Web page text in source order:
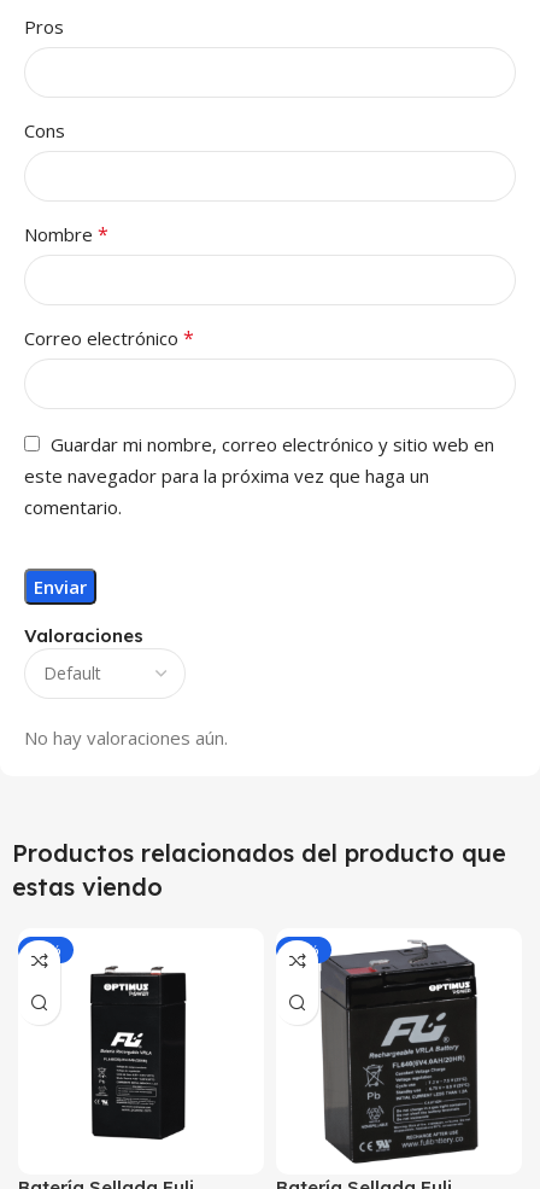
Valoraciones
No hay valoraciones aún.
Pros
Cons
Nombre *
Correo electrónico *
Guardar mi nombre, correo electrónico y sitio web en
este navegador para la próxima vez que haga un
comentario.
Productos relacionados del producto que
estas viendo
-27% -24%